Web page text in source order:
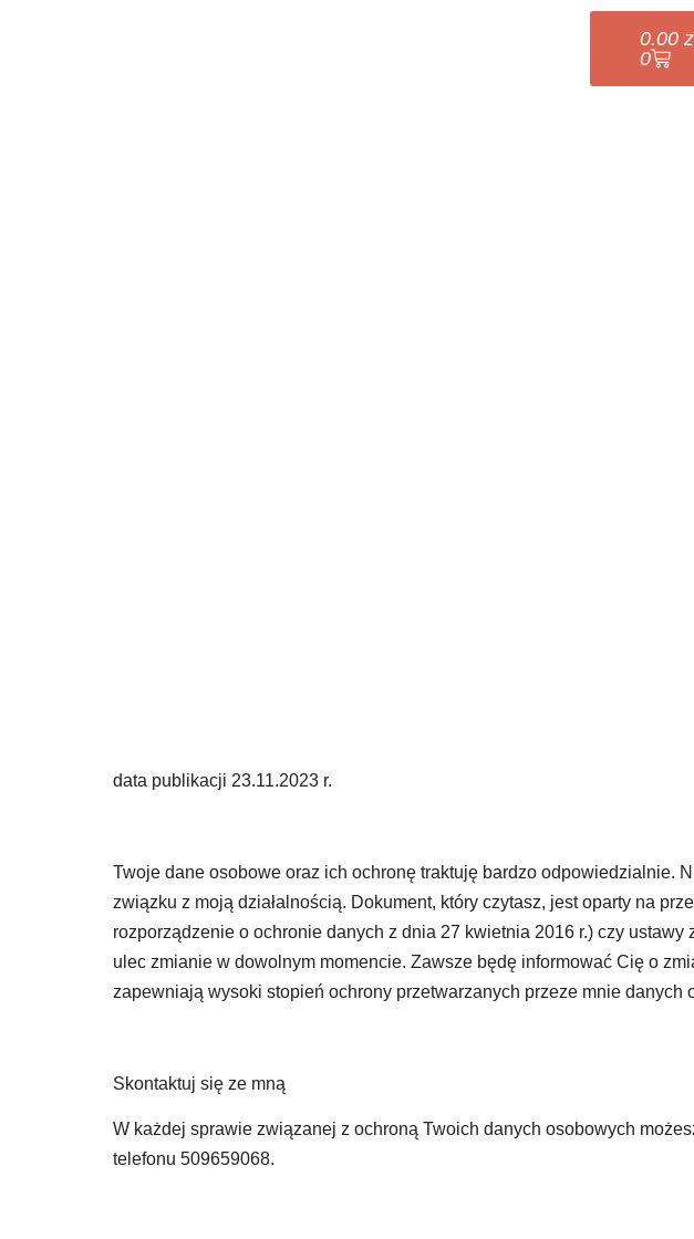
0.00
0
data publikacji 23.11.2023 r.
Twoje dane osobowe oraz ich ochronę traktuję bardzo odpowiedzialnie.
związku z moją działalnością. Dokument, który czytasz, jest oparty na
rozporządzenie o ochronie danych z dnia 27 kwietnia 2016 r.) czy
ulec zmianie w dowolnym momencie. Zawsze będę informować Cię o
zapewniają wysoki stopień ochrony przetwarzanych przeze mnie danych
Skontaktuj się ze mną
W każdej sprawie związanej z ochroną Twoich danych osobowych
telefonu 509659068.